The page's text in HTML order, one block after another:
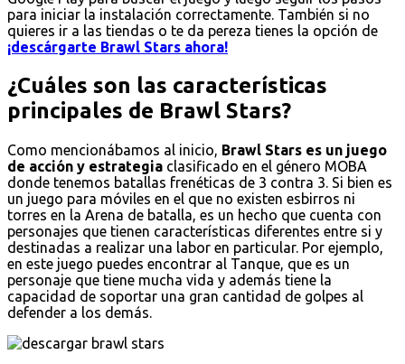
para iniciar la instalación correctamente. También si no
quieres ir a las tiendas o te da pereza tienes la opción de
¡descárgarte Brawl Stars ahora!
¿Cuáles son las características
principales de Brawl Stars?
Como mencionábamos al inicio, Brawl Stars es un juego
de acción y estrategia clasificado en el género MOBA
donde tenemos batallas frenéticas de 3 contra 3. Si bien es
un juego para móviles en el que no existen esbirros ni
torres en la Arena de batalla, es un hecho que cuenta con
personajes que tienen características diferentes entre si y
destinadas a realizar una labor en particular. Por ejemplo,
en este juego puedes encontrar al Tanque, que es un
personaje que tiene mucha vida y además tiene la
capacidad de soportar una gran cantidad de golpes al
defender a los demás.